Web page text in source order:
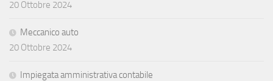
20 Ottobre 2024
Meccanico auto
20 Ottobre 2024
Impiegata amministrativa contabile